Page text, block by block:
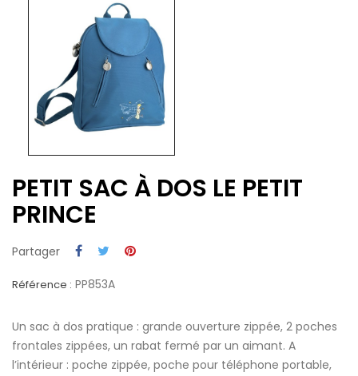
PETIT SAC À DOS LE PETIT
PRINCE
Partager
Référence : PP853A
Un sac à dos pratique : grande ouverture zippée, 2 poches
frontales zippées, un rabat fermé par un aimant. A
l’intérieur : poche zippée, poche pour téléphone portable,